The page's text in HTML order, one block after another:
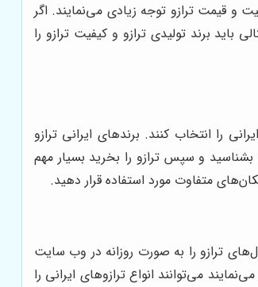
و قیمت ترازو توجه زیادی می‌نمایند. اگر
برند تولیدی ترازو و کیفیت ترازو را
را انتخاب کنند. برندهای ایرانی ترازو
بشناسید و سپس ترازو را بخرید بسیار مهم
متفاوت مورد استفاده قرار دهید.
ترازو را به صورت روزانه در وب سایت
می‌توانند انواع ترازوهای ایرانی را